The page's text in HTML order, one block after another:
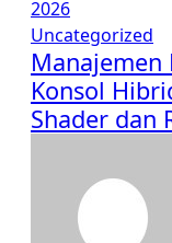
2026
Uncategorized
Manajemen
Konsol
Shader dan